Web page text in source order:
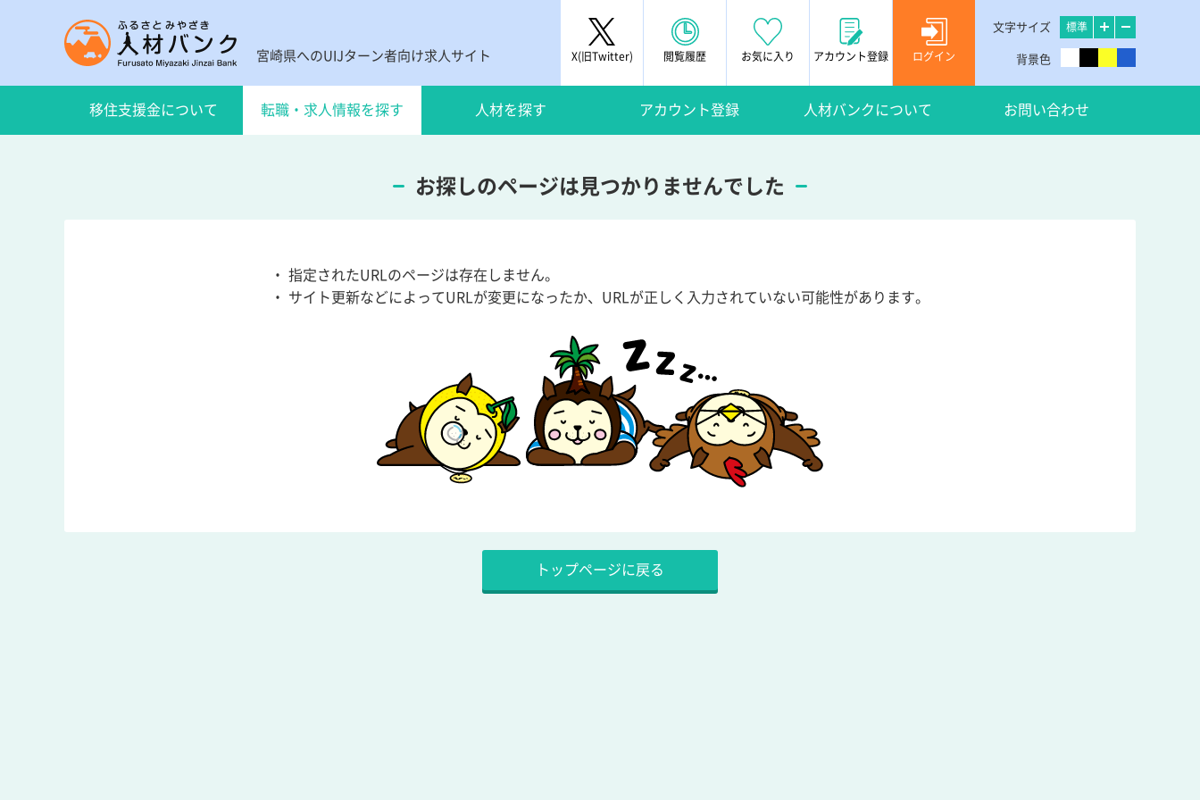
宮崎県へのUIJターン者向け求人サイト X(旧Twitter) 閲覧履歴 お気に入り アカウント登録 ログイン
文字サイズ 標準
背景色
移住支援金について 転職・求人情報を探す 人材を探す アカウント登録 人材バンクについて お問い合わせ
お探しのページは見つかりませんでした
・ 指定されたURLのページは存在しません。
・ サイト更新などによってURLが変更になったか、URLが正しく入力されていない可能性があります。
トップページに戻る